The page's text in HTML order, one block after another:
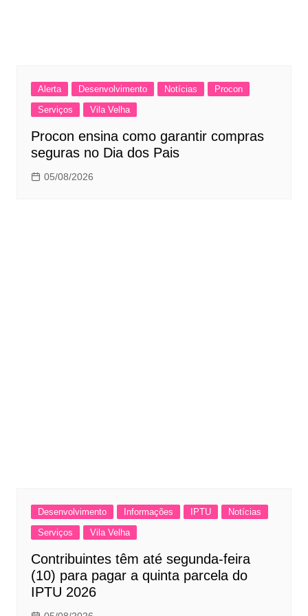
Alerta Desenvolvimento Notícias
Procon
Serviços
Vila Velha
Procon ensina como garantir compras
seguras no Dia dos Pais
05/08/2026
Desenvolvimento Informações IPTU
Notícias
Serviços
Vila Velha
Contribuintes têm até segunda-feira
(10) para pagar a quinta parcela do
IPTU 2026